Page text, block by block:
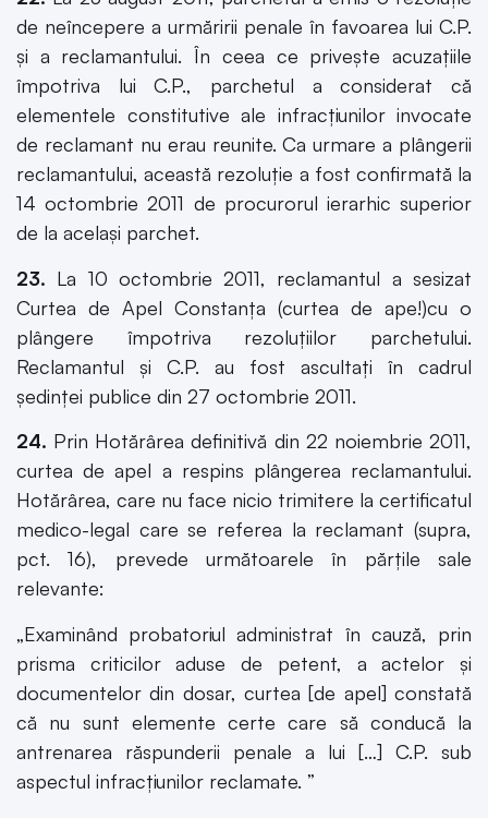
de neîncepere a urmăririi penale în favoarea lui C.P.
şi a reclamantului. În ceea ce priveşte acuzaţiile
împotriva lui C.P., parchetul a considerat că
elementele constitutive ale infracţiunilor invocate
de reclamant nu erau reunite. Ca urmare a plângerii
reclamantului, această rezoluţie a fost confirmată la
14 octombrie 2011 de procurorul ierarhic superior
de la acelaşi parchet.
23. La 10 octombrie 2011, reclamantul a sesizat
Curtea de Apel Constanţa (curtea de ape!)cu o
plângere împotriva rezoluţiilor parchetului.
Reclamantul şi C.P. au fost ascultaţi în cadrul
şedinţei publice din 27 octombrie 2011.
24. Prin Hotărârea definitivă din 22 noiembrie 2011,
curtea de apel a respins plângerea reclamantului.
Hotărârea, care nu face nicio trimitere la certificatul
medico-legal care se referea la reclamant (supra,
pct. 16), prevede următoarele în părţile sale
relevante:
„Examinând probatoriul administrat în cauză, prin
prisma criticilor aduse de petent, a actelor şi
documentelor din dosar, curtea [de apel] constată
că nu sunt elemente certe care să conducă la
antrenarea răspunderii penale a lui […] C.P. sub
aspectul infracţiunilor reclamate. ”